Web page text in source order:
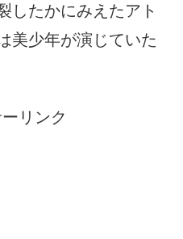
したかにみえたアト
美少年が演じていた
リンク